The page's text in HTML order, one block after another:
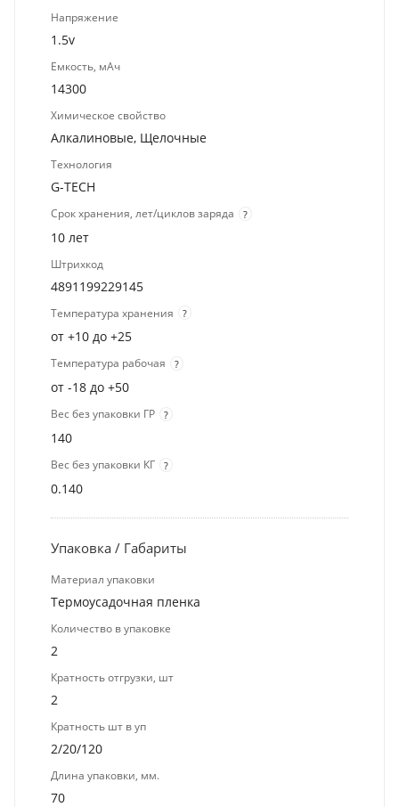
Напряжение
1.5v
Емкость, мАч
14300
Химическое свойство
Алкалиновые, Щелочные
Технология
G-TECH
Срок хранения, лет/циклов заряда ?
10 лет
Штрихкод
4891199229145
Температура хранения ?
от +10 до +25
Температура рабочая ?
от -18 до +50
Вес без упаковки ГР ?
140
Вес без упаковки КГ ?
0.140
Упаковка / Габариты
Материал упаковки
Термоусадочная пленка
Количество в упаковке
2
Кратность отгрузки, шт
2
Кратность шт в уп
2/20/120
Длина упаковки, мм.
70